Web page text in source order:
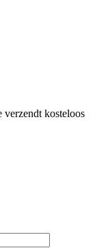
kosteloos